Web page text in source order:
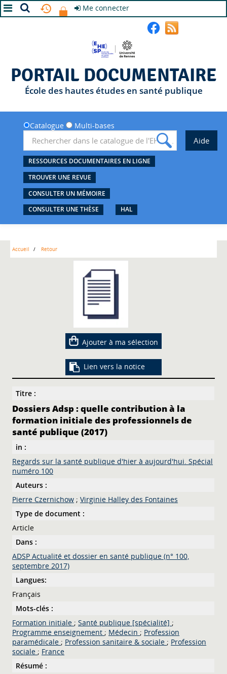
Me connecter
PORTAIL DOCUMENTAIRE
École des hautes études en santé publique
Catalogue Multi-bases
RESSOURCES DOCUMENTAIRES EN LIGNE
TROUVER UNE REVUE
CONSULTER UN MÉMOIRE
CONSULTER UNE THÈSE
HAL
Accueil Retour
Ajouter à ma sélection
Lien vers la notice
Titre :
Dossiers Adsp : quelle contribution à la
formation initiale des professionnels de
santé publique (2017)
in :
Regards sur la santé publique d'hier à aujourd'hui. Spécial
numéro 100
Auteurs :
Pierre Czernichow ;Virginie Halley des Fontaines
Type de document :
Article
Dans :
ADSP Actualité et dossier en santé publique (n° 100,
septembre 2017)
Langues:
Français
Mots-clés :
Formation initiale ; Santé publique [spécialité] ;
Programme enseignement ; Médecin ; Profession
paramédicale ; Profession sanitaire & sociale ; Profession
sociale ; France
Résumé :